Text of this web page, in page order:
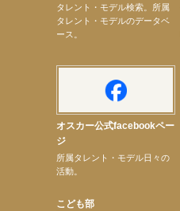
タレント・モデル検索。所属
タレント・モデルのデータベ
ース。
オスカー公式facebookペー
ジ
所属タレント・モデル日々の
活動。
こども部